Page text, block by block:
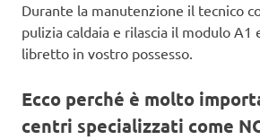
Durante la manutenzione il tecnico
pulizia caldaia e rilascia il modulo A1
libretto in vostro possesso.
Ecco perché è molto
centri specializzati come